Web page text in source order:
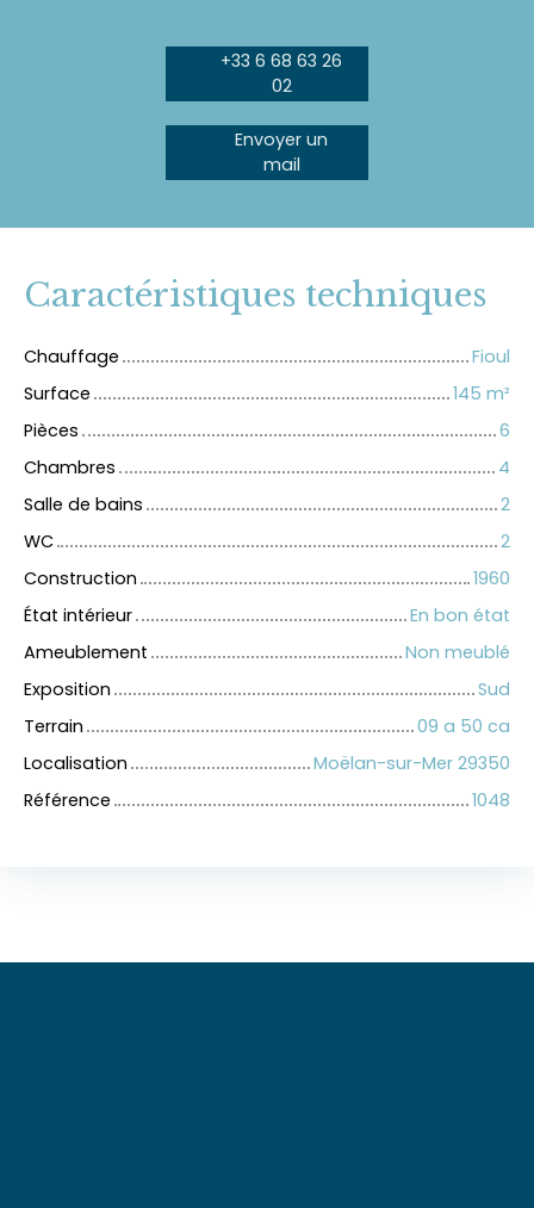
+33 6 68 63 26
02
Envoyer un
mail
Caractéristiques techniques
Chauffage
Fioul
Surface
145 m²
Pièces
6
Chambres
4
Salle de bains
2
WC
2
Construction
1960
État intérieur
En bon état
Ameublement
Non meublé
Exposition
Sud
Terrain
09 a 50 ca
Localisation
Moëlan-sur-Mer 29350
Référence
1048